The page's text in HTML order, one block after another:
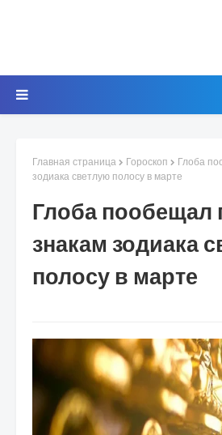
Главная страница Гороскоп
Глоба
зодиака светлую полосу в марте
Глоба пообещал
знакам зодиака
полосу в марте